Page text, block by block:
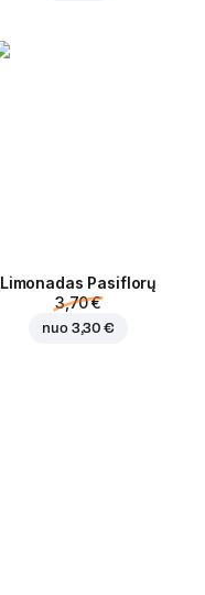
Limonadas Pasiflorų
3,70 €
nuo 3,30 €